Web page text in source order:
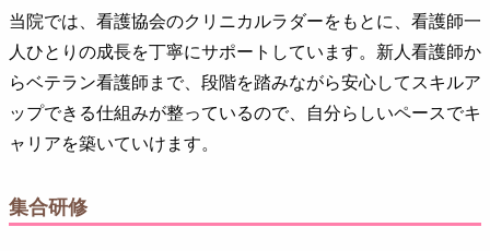
当院では、看護協会のクリニカルラダーをもとに、看護師一
人ひとりの成長を丁寧にサポートしています。新人看護師か
らベテラン看護師まで、段階を踏みながら安心してスキルア
ップできる仕組みが整っているので、自分らしいペースでキ
ャリアを築いていけます。
集合研修